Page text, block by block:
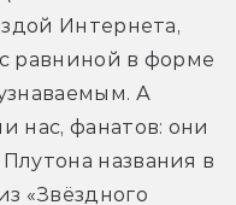
Интернета,
равниной в форме
А
нас, фанатов: они
названия в
«Звёздного